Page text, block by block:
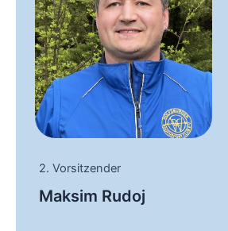
2. Vorsitzender
Maksim Rudoj